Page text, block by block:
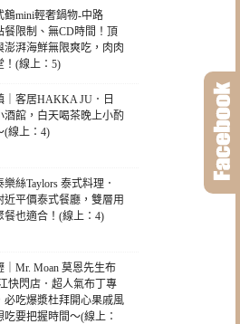
鶴mini輕奢鍋物-中路
餐限制、無CD時間！頂
澎湃海鮮無限爽吃，肉肉
！(線上：5)
｜客居HAKKA JU．日
酒館，白天喝茶晚上小酌
(線上：4)
絲Taylors 泰式料理．
近平價泰式餐廳，雙層用
餐也適合！(線上：4)
｜Mr. Moan 莫恩先生布
快閃店．超人氣布丁專
必吃爆漿杜拜開心果戚風
吃要把握時間～(線上：